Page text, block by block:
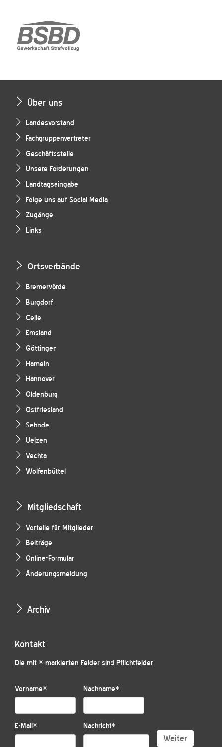
Über uns
Landesvorstand
Fachgruppenvertreter
Geschäftsstelle
Unsere Forderungen
Landtagseingabe
Folge uns auf Social Media
Zugänge
Links
Ortsverbände
Bremervörde
Burgdorf
Celle
Emsland
Göttingen
Hameln
Hannover
Oldenburg
Ostfriesland
Sehnde
Uelzen
Vechta
Wolfenbüttel
Mitgliedschaft
Vorteile für Mitglieder
Beiträge
Online-Formular
Änderungsmeldung
Archiv
Kontakt
Die mit * markierten Felder sind Pflichtfelder
Vorname* Nachname*
E-Mail* Nachricht*
Weiter